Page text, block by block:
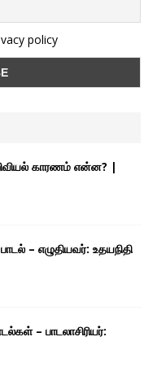
policy
காரணம் என்ன? |
– எழுதியவர்: உதயநிதி
– பாடலாசிரியர்: